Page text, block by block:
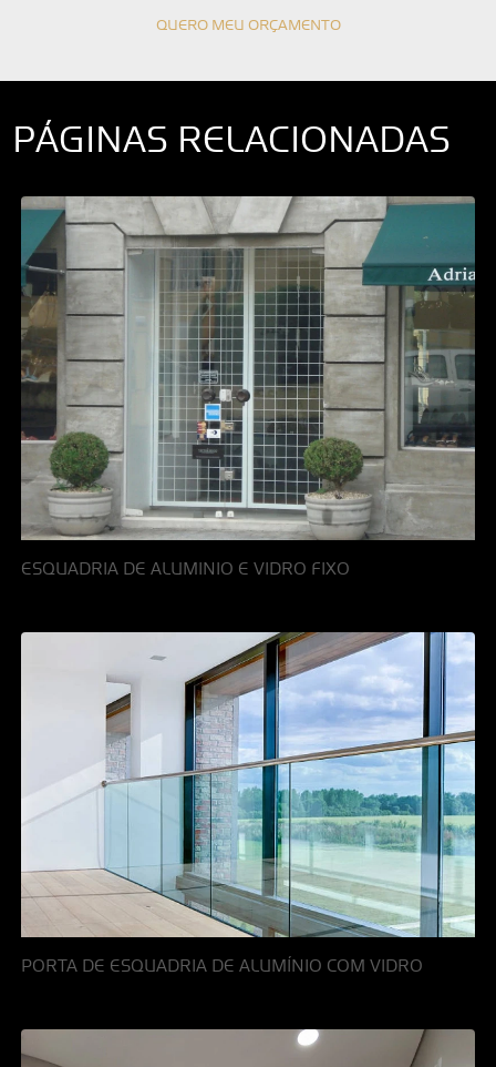
QUERO MEU ORÇAMENTO
PÁGINAS RELACIONADAS
ESQUADRIA DE ALUMINIO E VIDRO FIXO
PORTA DE ESQUADRIA DE ALUMÍNIO COM VIDRO